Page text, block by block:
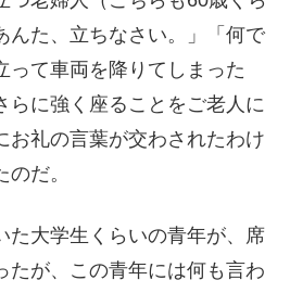
んた、立ちなさい。」「何で
って車両を降りてしまった
らに強く座ることをご老人に
お礼の言葉が交わされたわけ
だ。
た大学生くらいの青年が、席
たが、この青年には何も言わ